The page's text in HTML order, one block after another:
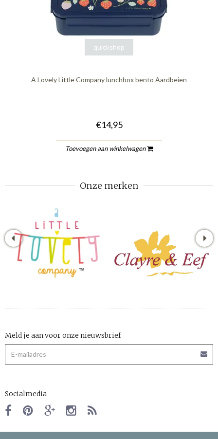
quickshop
A Lovely Little Company lunchbox bento Aardbeien
€14,95
Toevoegen aan winkelwagen
Onze merken
Meld je aan voor onze nieuwsbrief
Socialmedia